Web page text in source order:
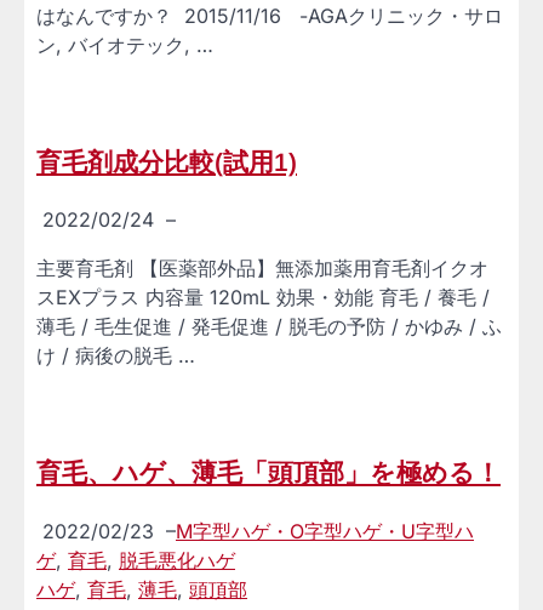
はなんですか？ 2015/11/16 -AGAクリニック・サロ
ン, バイオテック, …
育毛剤成分比較(試用1)
2022/02/24 –
主要育毛剤 【医薬部外品】無添加薬用育毛剤イクオ
スEXプラス 内容量 120mL 効果・効能 育毛 / 養毛 /
薄毛 / 毛生促進 / 発毛促進 / 脱毛の予防 / かゆみ / ふ
け / 病後の脱毛 …
育毛、ハゲ、薄毛「頭頂部」を極める！
2022/02/23 –M字型ハゲ・O字型ハゲ・U字型ハ
ゲ, 育毛, 脱毛悪化ハゲ
ハゲ, 育毛, 薄毛, 頭頂部